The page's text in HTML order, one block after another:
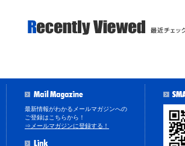
最新情報がわかるメールマガジンへの
ご登録はこちらから！
⇒メールマガジンに登録する！